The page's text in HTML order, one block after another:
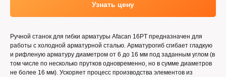
Узнать цену
Ручной станок для гибки арматуры Afacan 16PT предназначен для
работы с холодной арматурной сталью. Арматурогиб сгибает гладкую
и рифленую арматуру диаметром от 6 до 16 мм под заданным углом (в
том числе по несколько прутков одновременно, но в сумме диаметров
не более 16 мм). Ускоряет процесс производства элементов из